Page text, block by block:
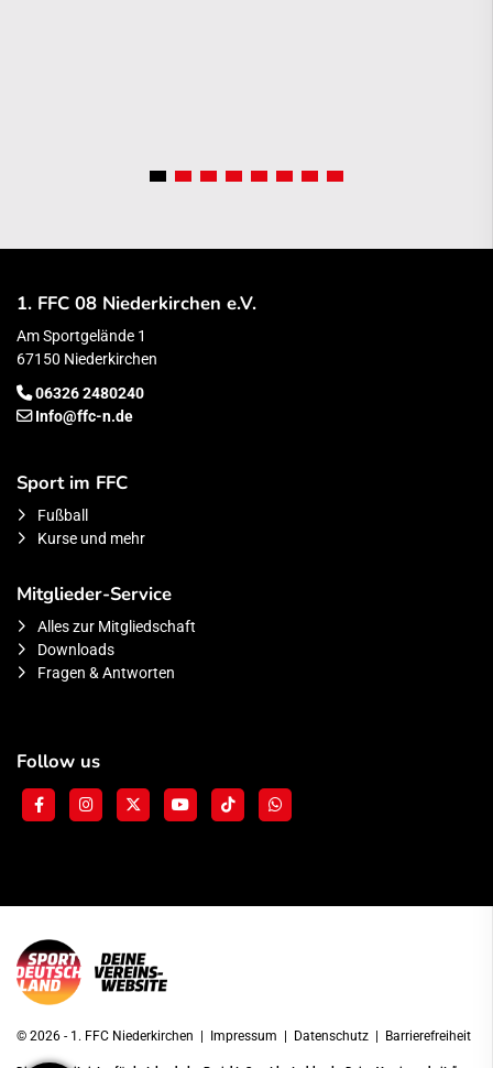
1. FFC 08 Niederkirchen e.V.
Am Sportgelände 1
67150 Niederkirchen
06326 2480240
Info@ffc-n.de
Sport im FFC
Fußball
Kurse und mehr
Mitglieder-Service
Alles zur Mitgliedschaft
Downloads
Fragen & Antworten
Follow us
© 2026 - 1. FFC Niederkirchen | Impressum | Datenschutz | Barrierefreiheit